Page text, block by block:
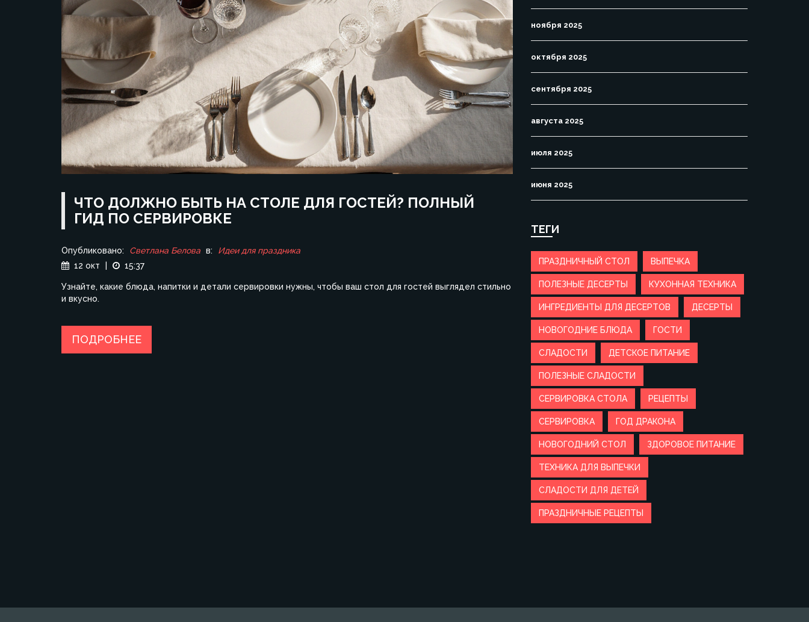
ЧТО ДОЛЖНО БЫТЬ НА СТОЛЕ ДЛЯ ГОСТЕЙ? ПОЛНЫЙ
ГИД ПО СЕРВИРОВКЕ
Опубликовано: Светлана Белова в:
Идеи для праздника
12 окт
15:37
Узнайте, какие блюда, напитки и детали сервировки нужны, чтобы ваш стол для гостей выглядел стильно
и вкусно.
ПОДРОБНЕЕ
ноября 2025
октября 2025
сентября 2025
августа 2025
июля 2025
июня 2025
ТЕГИ
ПРАЗДНИЧНЫЙ СТОЛ ВЫПЕЧКА
ПОЛЕЗНЫЕ ДЕСЕРТЫ КУХОННАЯ ТЕХНИКА
ИНГРЕДИЕНТЫ ДЛЯ ДЕСЕРТОВ ДЕСЕРТЫ
НОВОГОДНИЕ БЛЮДА ГОСТИ
СЛАДОСТИ ДЕТСКОЕ ПИТАНИЕ
ПОЛЕЗНЫЕ СЛАДОСТИ
СЕРВИРОВКА СТОЛА РЕЦЕПТЫ
СЕРВИРОВКА ГОД ДРАКОНА
НОВОГОДНИЙ СТОЛ ЗДОРОВОЕ ПИТАНИЕ
ТЕХНИКА ДЛЯ ВЫПЕЧКИ
СЛАДОСТИ ДЛЯ ДЕТЕЙ
ПРАЗДНИЧНЫЕ РЕЦЕПТЫ